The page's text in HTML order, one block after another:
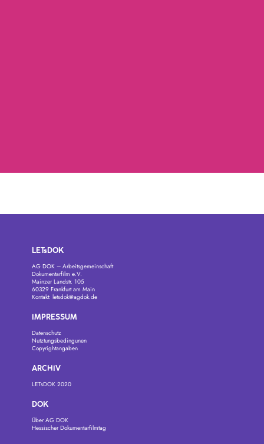
LETsDOK
AG DOK – Arbeitsgemeinschaft
Dokumentarfilm e.V.
Mainzer Landstr. 105
60329 Frankfurt am Main
Kontakt: letsdok@agdok.de
IMPRESSUM
Datenschutz
Nutztungsbedingunen
Copyrightangaben
ARCHIV
LETsDOK 2020
DOK
Über AG DOK
Hessischer Dokumentarfilmtag